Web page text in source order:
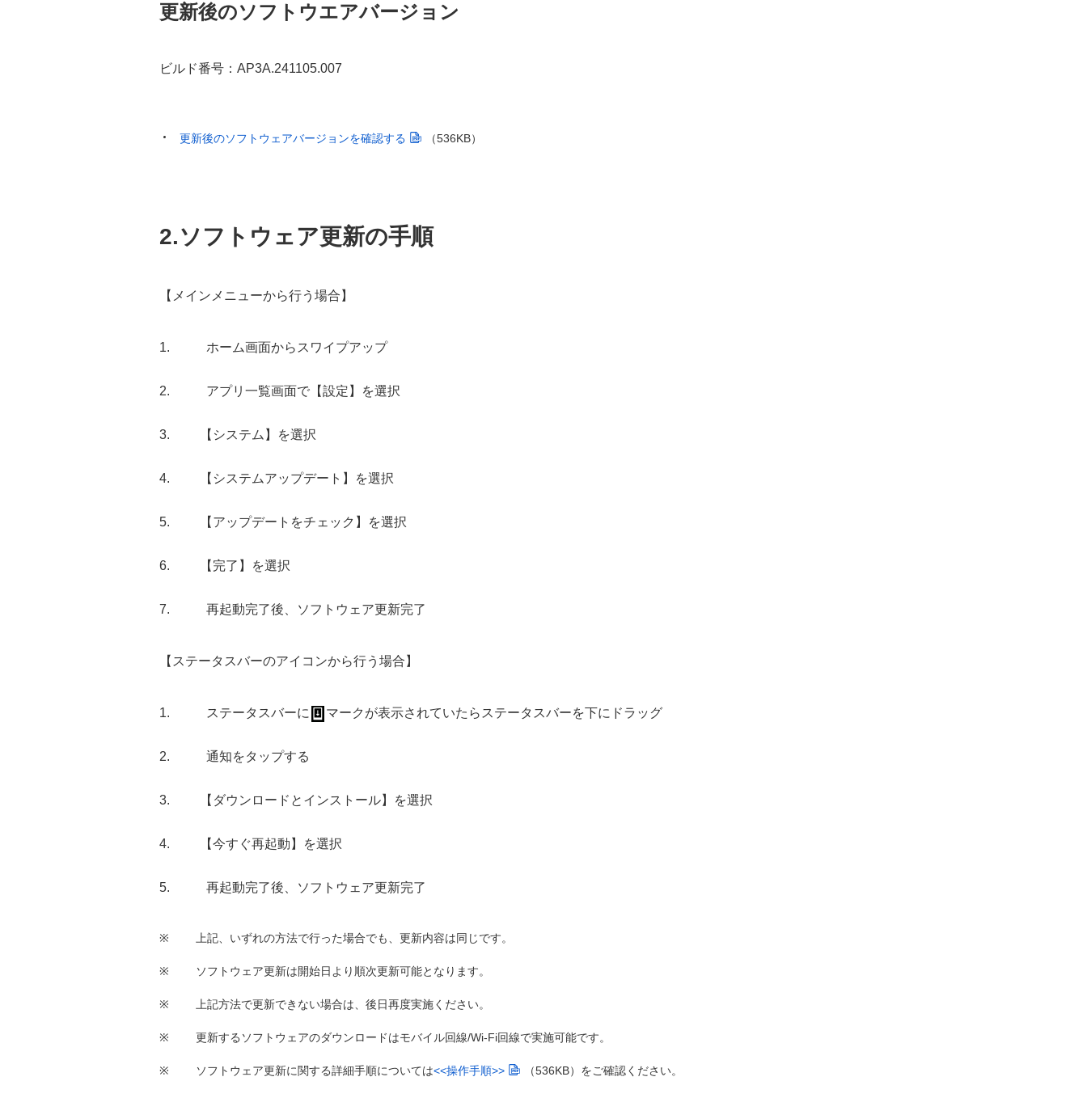
更新後のソフトウエアバージョン
ビルド番号：AP3A.241105.007
更新後のソフトウェアバージョンを確認する （536KB）
2.ソフトウェア更新の手順
【メインメニューから行う場合】
ホーム画面からスワイプアップ
アプリ一覧画面で【設定】を選択
【システム】を選択
【システムアップデート】を選択
【アップデートをチェック】を選択
【完了】を選択
再起動完了後、ソフトウェア更新完了
【ステータスバーのアイコンから行う場合】
ステータスバーに マークが表示されていたらステータスバーを下にドラッグ
通知をタップする
【ダウンロードとインストール】を選択
【今すぐ再起動】を選択
再起動完了後、ソフトウェア更新完了
※ 上記、いずれの方法で行った場合でも、更新内容は同じです。
※ ソフトウェア更新は開始日より順次更新可能となります。
※ 上記方法で更新できない場合は、後日再度実施ください。
※ 更新するソフトウェアのダウンロードはモバイル回線/Wi-Fi回線で実施可能です。
※ ソフトウェア更新に関する詳細手順については<<操作手順>> （536KB） をご確認ください。